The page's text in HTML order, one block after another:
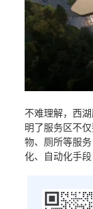
不难理解，西
明了服务区不
物、厕所等服
化、自动化手段